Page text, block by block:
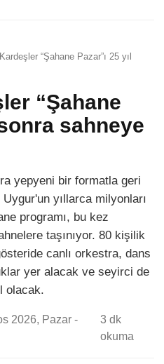
“Şahane Pazar”ı 25 yıl
“Şahane
sahneye
yepyeni bir formatla geri
yıllarca milyonları
programı, bu kez
taşınıyor. 80 kişilik
canlı orkestra, dans
yer alacak ve seyirci de
olacak.
2026, Pazar -
3 dk
okuma